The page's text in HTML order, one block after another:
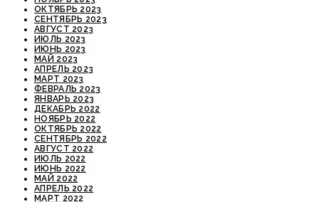
ОКТЯБРЬ 2023
СЕНТЯБРЬ 2023
АВГУСТ 2023
ИЮЛЬ 2023
ИЮНЬ 2023
МАЙ 2023
АПРЕЛЬ 2023
МАРТ 2023
ФЕВРАЛЬ 2023
ЯНВАРЬ 2023
ДЕКАБРЬ 2022
НОЯБРЬ 2022
ОКТЯБРЬ 2022
СЕНТЯБРЬ 2022
АВГУСТ 2022
ИЮЛЬ 2022
ИЮНЬ 2022
МАЙ 2022
АПРЕЛЬ 2022
МАРТ 2022